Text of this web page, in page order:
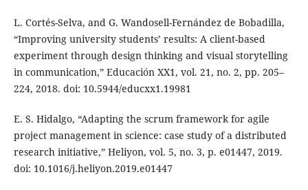
L. Cortés-Selva, and G. Wandosell-Fernández de Bobadilla,
“Improving university students’ results: A client-based
experiment through design thinking and visual storytelling
in communication,” Educación XX1, vol. 21, no. 2, pp. 205–
224, 2018. doi: 10.5944/educxx1.19981
E. S. Hidalgo, “Adapting the scrum framework for agile
project management in science: case study of a distributed
research initiative,” Heliyon, vol. 5, no. 3, p. e01447, 2019.
doi: 10.1016/j.heliyon.2019.e01447